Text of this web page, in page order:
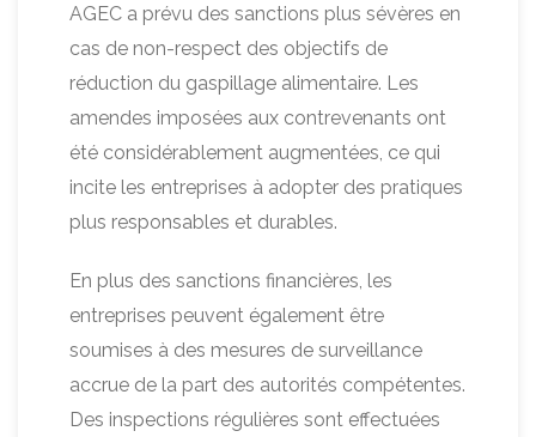
AGEC a prévu des sanctions plus sévères en
cas de non-respect des objectifs de
réduction du gaspillage alimentaire. Les
amendes imposées aux contrevenants ont
été considérablement augmentées, ce qui
incite les entreprises à adopter des pratiques
plus responsables et durables.
En plus des sanctions financières, les
entreprises peuvent également être
soumises à des mesures de surveillance
accrue de la part des autorités compétentes.
Des inspections régulières sont effectuées